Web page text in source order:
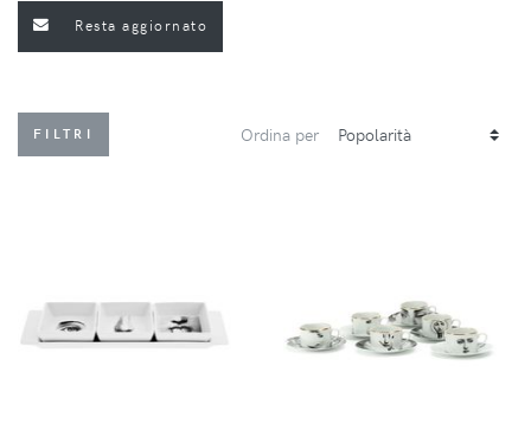
Resta aggiornato
FILTRI Ordina per